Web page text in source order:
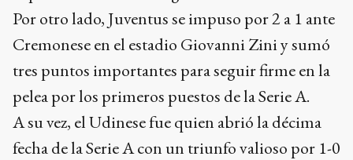
Por otro lado, Juventus se impuso por 2 a 1 ante
Cremonese en el estadio Giovanni Zini y sumó
tres puntos importantes para seguir firme en la
pelea por los primeros puestos de la Serie A.
A su vez, el Udinese fue quien abrió la décima
fecha de la Serie A con un triunfo valioso por 1-0